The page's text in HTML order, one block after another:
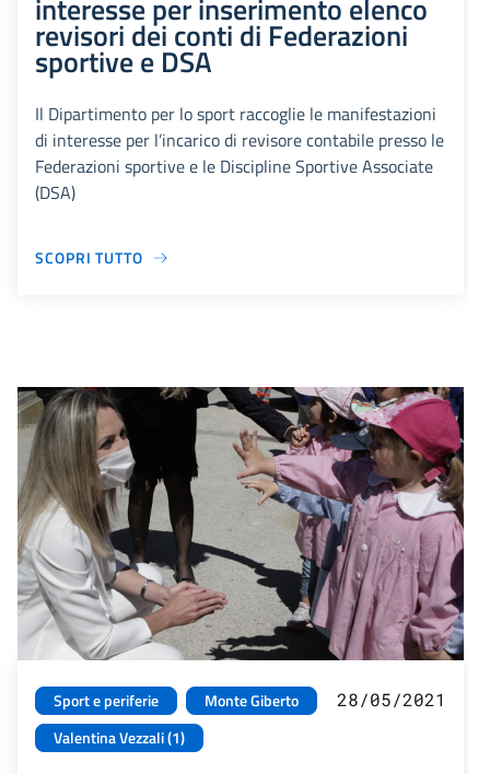
interesse per inserimento elenco
revisori dei conti di Federazioni
sportive e DSA
Il Dipartimento per lo sport raccoglie le manifestazioni
di interesse per l’incarico di revisore contabile presso le
Federazioni sportive e le Discipline Sportive Associate
(DSA)
SCOPRI TUTTO
Sport e periferie
Monte Giberto
Valentina Vezzali (1)
28/05/2021